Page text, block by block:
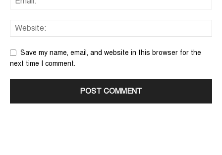
Save my name, email, and website in this browser for the
next time I comment.